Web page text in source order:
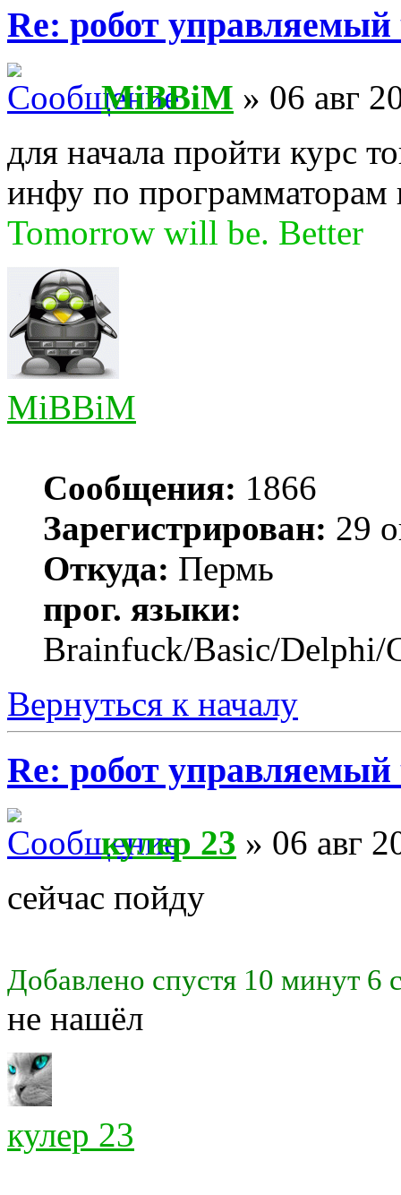
Re: робот управляемый
MiBBiM » 06 авг
для начала пройти курс
инфу по программаторам
Tomorrow will be. Better
MiBBiM
Сообщения: 1866
Зарегистрирован: 29
Откуда: Пермь
прог. языки:
Brainfuck/Basic/Delphi/
Вернуться к началу
Re: робот управляемый
кулер 23 » 06 авг
сейчас пойду
Добавлено спустя 10 минут 6
не нашёл
кулер 23